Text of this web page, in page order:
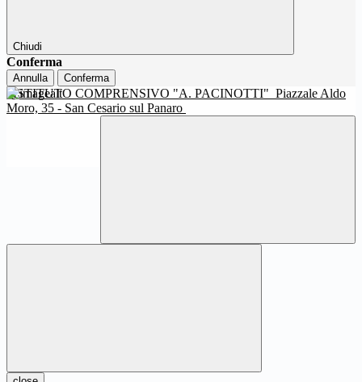
Chiudi
Conferma
Annulla Conferma
ISTITUTO COMPRENSIVO "A. PACINOTTI" Piazzale Aldo
Moro, 35 - San Cesario sul Panaro